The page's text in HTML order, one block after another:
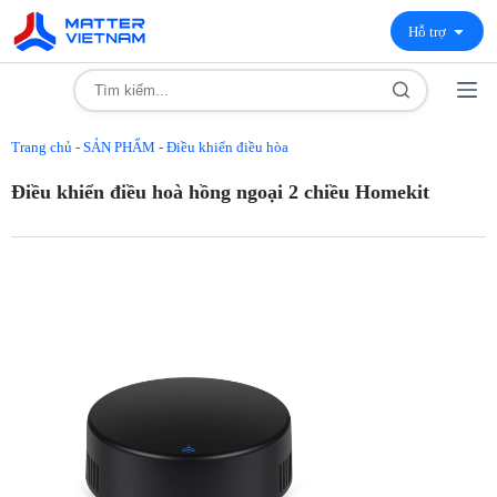
Hỗ trợ
Trang chủ - SẢN PHẨM - Điều khiển điều hòa
Điều khiển điều hoà hồng ngoại 2 chiều Homekit